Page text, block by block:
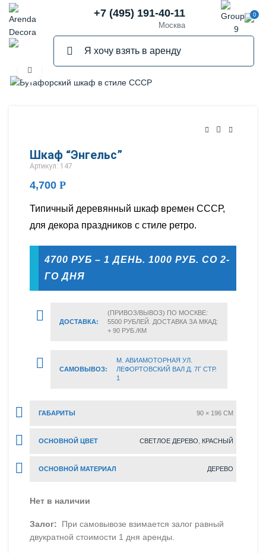
+7 (495) 191-40-11
Москва
0
Шкаф “Энгельс”
Артикул: 147
4,700 Р
Типичный деревянный шкаф времен СССР,
для декора праздников с стиле ретро.
4700 РУБ – 1 ДЕНЬ. 1000 РУБ. СО 2-
ГО ДНЯ
ДОСТАВКА:
(ПРИВОЗ/ВЫВОЗ) ПО МОСКВЕ:
5500 РУБЛЕЙ. ДОСТАВКА ЗА МКАД:
+ 90 РУБ./КМ
САМОВЫВОЗ:
М. АВИАМОТОРНАЯ УЛ.
ЛЕФОРТОВСКИЙ ВАЛ Д. 7Г СТР.
1
ГАБАРИТЫ 90 × 196 CM
ОСНОВНОЙ ЦВЕТ СВЕТЛОЕ ДЕРЕВО КРАСНЫЙ
ОСНОВНОЙ МАТЕРИАЛ ДЕРЕВО
Нет в наличии
Залог: При самовывозе взимается залог равный
двукратной стоимости 1 дня аренды.